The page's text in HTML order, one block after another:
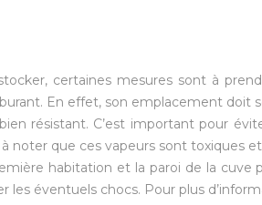
certaines mesures sont à
En effet, son emplacement doit
résistant. C’est important pour
noter que ces vapeurs sont
habitation et la paroi de la cuve
éventuels chocs. Pour plus